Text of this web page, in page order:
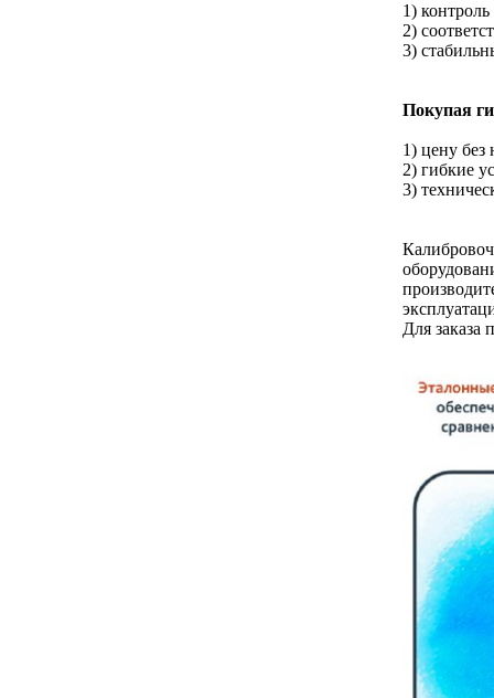
1) контроль
2)
3)
Покупая
1) цену без
2) гибкие
3)
Для заказа